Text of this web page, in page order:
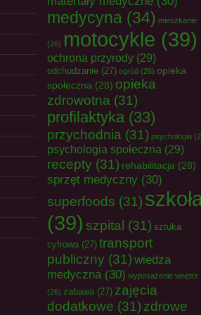
medycyna (34) mieszkanie
(26) motocykle (39)
ochrona przyrody (29)
odchudzanie (27) ogród (26) opieka
społeczna (28) opieka
zdrowotna (31)
profilaktyka (33)
przychodnia (31) psychologia
psychologia społeczna (29)
recepty (31) rehabilitacja (28)
sprzęt medyczny (30)
superfoods (31)
(39) szpital (31) sztuka
cyfrowa (27) transport
publiczny (31) wiedza
medyczna(30) wyposażenie wnętrz
(26) zabawa (27) zajęcia
dodatkowe (31) zdrowe